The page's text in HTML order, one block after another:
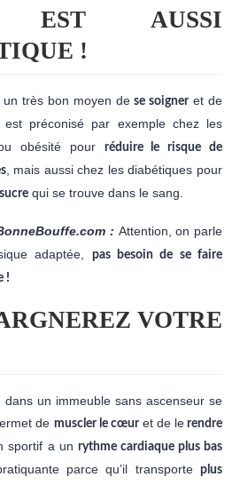
AUSSI
!
un très bon moyen dese soigneret de
est préconisé par exemple chez les
obésité pour réduire le risque de
, mais aussi chez les diabétiques pour
qui se trouve dans le sang.
: Attention, on parle
adaptée, pas besoin de se faire
!
VOTRE
un immeuble sans ascenseur se
de muscler le cœuret de lerendre
sportif a un rythme cardiaque plus bas
parce qu’il transporte plus